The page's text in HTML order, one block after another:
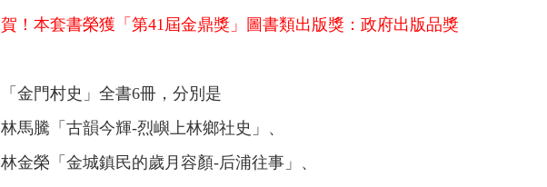
賀！本套書榮獲「第41屆金鼎獎」圖書類出版獎：政府出版品獎
「金門村史」全書6冊，分別是
林馬騰「古韻今輝-烈嶼上林鄉社史」、
林金榮「金城鎮民的歲月容顏-后浦往事」、